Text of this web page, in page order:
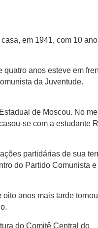
em 1941, com 10
quatro anos esteve em
da Juventude.
de Moscou. No
se com a estudante
partidárias de sua
do Partido Comunista e
anos mais tarde
do Comitê Central do